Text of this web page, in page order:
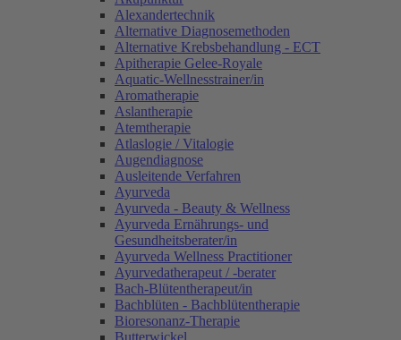
Alexandertechnik
Alternative Diagnosemethoden
Alternative Krebsbehandlung - ECT
Apitherapie Gelee-Royale
Aquatic-Wellnesstrainer/in
Aromatherapie
Aslantherapie
Atemtherapie
Atlaslogie / Vitalogie
Augendiagnose
Ausleitende Verfahren
Ayurveda
Ayurveda - Beauty & Wellness
Ayurveda Ernährungs- und
Gesundheitsberater/in
Ayurveda Wellness Practitioner
Ayurvedatherapeut / -berater
Bach-Blütentherapeut/in
Bachblüten - Bachblütentherapie
Bioresonanz-Therapie
Butterwickel